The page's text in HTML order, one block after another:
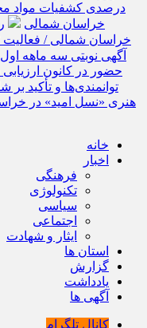
خراسان شمالی
خراسان شمالی / فعالیت ۱۳ رسانه جدید در ۴ ماه نخست سال
آگهی نوبتی سه ماهه اول سال ۱۴۰۵ حوزه
حضور در کانون
توانمندی‌ها و تأکید بر
هنری «نسل امید» در
خانه
اخبار
فرهنگی
تکنولوژی
سیاسی
اجتماعی
ایثار و شهادت
استان ها
گزارش
یادداشت
آگهی ها
کانال تلگرام